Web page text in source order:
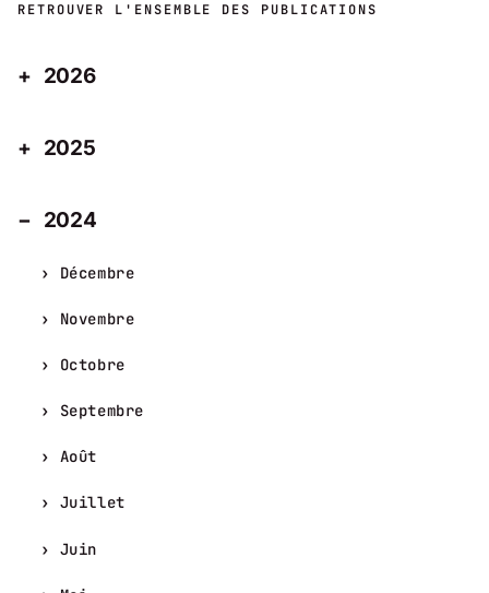
RETROUVER L'ENSEMBLE DES PUBLICATIONS
2026
2025
2024
Décembre
Novembre
Octobre
Septembre
Août
Juillet
Juin